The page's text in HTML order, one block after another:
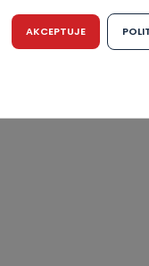
Czy jest
Podanie danych
AKCEPTUJE